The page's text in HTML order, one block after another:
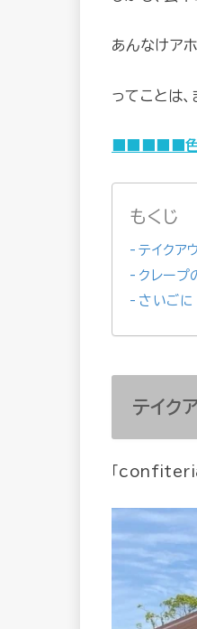
あんなけア
ってことは
■■■色
もくじ
テイクア
クレープ
さいごに
テイク
「confiteria